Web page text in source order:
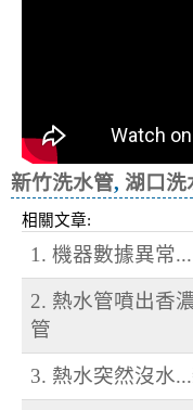
新竹洗水管, 湖口洗
相關文章:
1. 機器數據異常
2. 熱水管噴出香
管
3. 熱水突然沒水